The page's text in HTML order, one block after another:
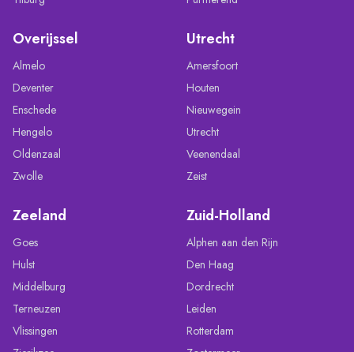
Overijssel
Almelo
Deventer
Enschede
Hengelo
Oldenzaal
Zwolle
Utrecht
Amersfoort
Houten
Nieuwegein
Utrecht
Veenendaal
Zeist
Zeeland
Goes
Hulst
Middelburg
Terneuzen
Vlissingen
Zuid-Holland
Alphen aan den Rijn
Den Haag
Dordrecht
Leiden
Rotterdam